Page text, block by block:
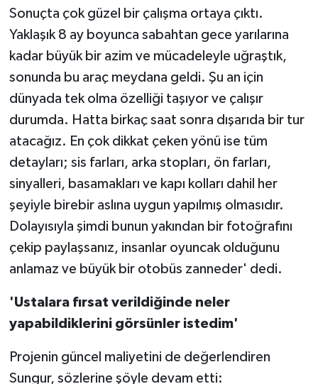
Sonuçta çok güzel bir çalışma ortaya çıktı.
Yaklaşık 8 ay boyunca sabahtan gece yarılarına
kadar büyük bir azim ve mücadeleyle uğraştık,
sonunda bu araç meydana geldi. Şu an için
dünyada tek olma özelliği taşıyor ve çalışır
durumda. Hatta birkaç saat sonra dışarıda bir tur
atacağız. En çok dikkat çeken yönü ise tüm
detayları; sis farları, arka stopları, ön farları,
sinyalleri, basamakları ve kapı kolları dahil her
şeyiyle birebir aslına uygun yapılmış olmasıdır.
Dolayısıyla şimdi bunun yakından bir fotoğrafını
çekip paylaşsanız, insanlar oyuncak olduğunu
anlamaz ve büyük bir otobüs zanneder' dedi.
'Ustalara fırsat verildiğinde neler
yapabildiklerini görsünler istedim'
Projenin güncel maliyetini de değerlendiren
Sungur, sözlerine şöyle devam etti: